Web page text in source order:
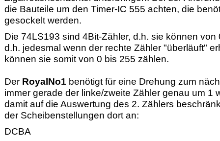
die Bauteile um den Timer-IC 555 achten, die
gesockelt werden.
Die 74LS193 sind 4Bit-Zähler, d.h. sie können
d.h. jedesmal wenn der rechte Zähler "überläuft"
können sie somit von 0 bis 255 zählen.
Der RoyalNo1 benötigt für eine Drehung zum
immer gerade der linke/zweite Zähler genau um 1
damit auf die Auswertung des 2. Zählers
der Scheibenstellungen dort an:
DCBA